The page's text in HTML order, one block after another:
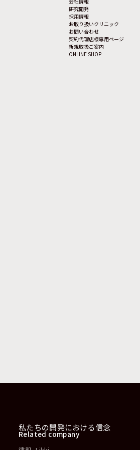
研究開発
採用情報
お取り扱いクリニック
お問い合わせ
契約代理店様専用ページ
新規取扱ご案内
ONLINE SHOP
私たちの開発における信念
Related company